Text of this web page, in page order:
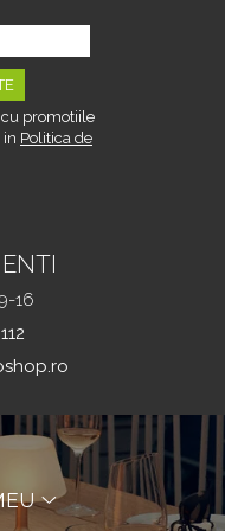
promotiile
in Politica de
16